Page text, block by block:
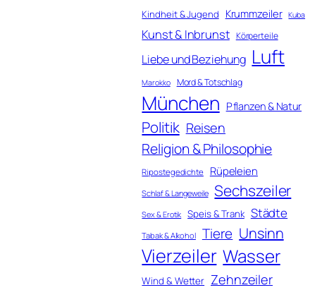
Kindheit & Jugend Krummzeiler Kuba
Kunst & Inbrunst Körperteile
Liebe und Beziehung Luft
Marokko Mord & Totschlag
München Pflanzen & Natur
Politik Reisen
Religion & Philosophie
Ripostegedichte Rüpeleien
Schlaf & Langeweile Sechszeiler
Sex & Erotik Speis & Trank Städte
Tabak & Alkohol Tiere Unsinn
Vierzeiler Wasser
Wind & Wetter Zehnzeiler